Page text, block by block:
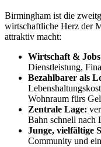
Birmingham ist die
wirtschaftliche Herz der
attraktiv macht:
Wirtschaft &
Dienstleistung,
Bezahlbarer als
Wohnraum fürs
Zentrale Lage:
Bahn schnell nach
Junge, vielfältige
Community und